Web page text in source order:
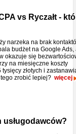
vs Ryczałt -
narzeka na brak
budżet na Google Ads,
okazuje się
na miesięczne koszty
złotych i
zrobić lepiej? więcej
usługodawców?